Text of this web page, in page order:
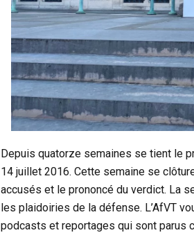
Depuis quatorze semaines se tient le
14 juillet 2016. Cette semaine se
accusés et le prononcé du verdict. La
les plaidoiries de la défense. L’AfVT
podcasts et reportages qui sont parus